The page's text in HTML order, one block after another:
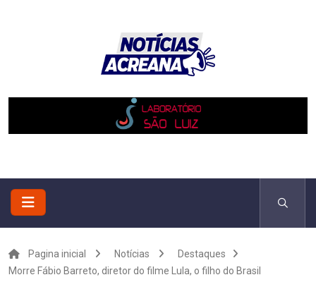
Pagina inicial Notícias
Destaques
Morre Fábio Barreto, diretor do filme Lula, o filho do Brasil